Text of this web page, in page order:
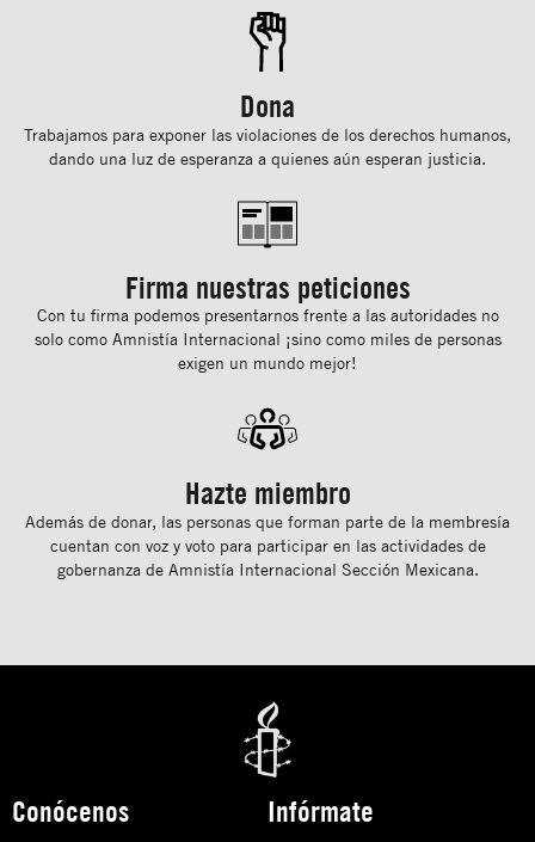
Dona
Trabajamos para exponer las violaciones de los derechos humanos,
dando una luz de esperanza a quienes aún esperan justicia.
Firma nuestras peticiones
Con tu ﬁrma podemos presentarnos frente a las autoridades no
solo como Amnistía Internacional ¡sino como miles de personas
exigen un mundo mejor!
Hazte miembro
Además de donar, las personas que forman parte de la membresía
cuentan con voz y voto para participar en las actividades de
gobernanza de Amnistía Internacional Sección Mexicana.
Conócenos Infórmate